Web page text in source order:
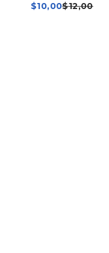
$12,00
$10,00